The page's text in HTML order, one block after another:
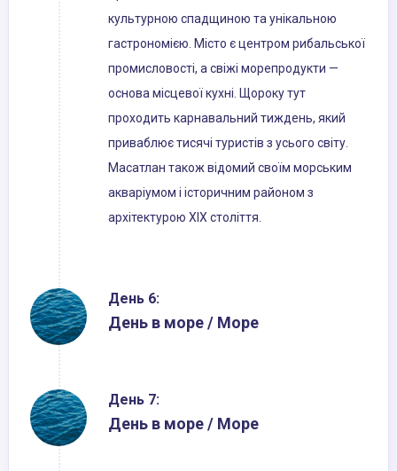
культурною спадщиною та унікальною
гастрономією. Місто є центром рибальської
промисловості, а свіжі морепродукти —
основа місцевої кухні. Щороку тут
проходить карнавальний тиждень, який
приваблює тисячі туристів з усього світу.
Масатлан також відомий своїм морським
акваріумом і історичним районом з
архітектурою XIX століття.
День 6:
День в море / Море
День 7:
День в море / Море